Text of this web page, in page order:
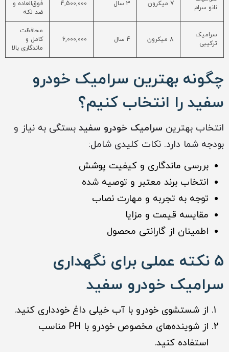
نانو سرام
7 میکرون 3 سال 4,500,000
فوق‌العاده و
ضد لکه
سرامیک
ترکیبی
8 میکرون 4 سال 6,000,000
محافظت
کامل و
ماندگاری بالا
چگونه بهترین سرامیک خودرو
سفید را انتخاب کنیم؟
انتخاب بهترین سرامیک خودرو سفید بستگی به نیاز و
بودجه شما دارد. نکات کلیدی شامل:
بررسی ماندگاری و کیفیت پوشش
انتخاب برند معتبر و توصیه شده
توجه به تجربه و مهارت نصاب
مقایسه قیمت و مزایا
اطمینان از گارانتی محصول
۵ نکته عملی برای نگهداری
سرامیک خودرو سفید
از شستشوی خودرو با آب خیلی داغ خودداری کنید.
از شوینده‌های مخصوص خودرو با PH مناسب
استفاده کنید.